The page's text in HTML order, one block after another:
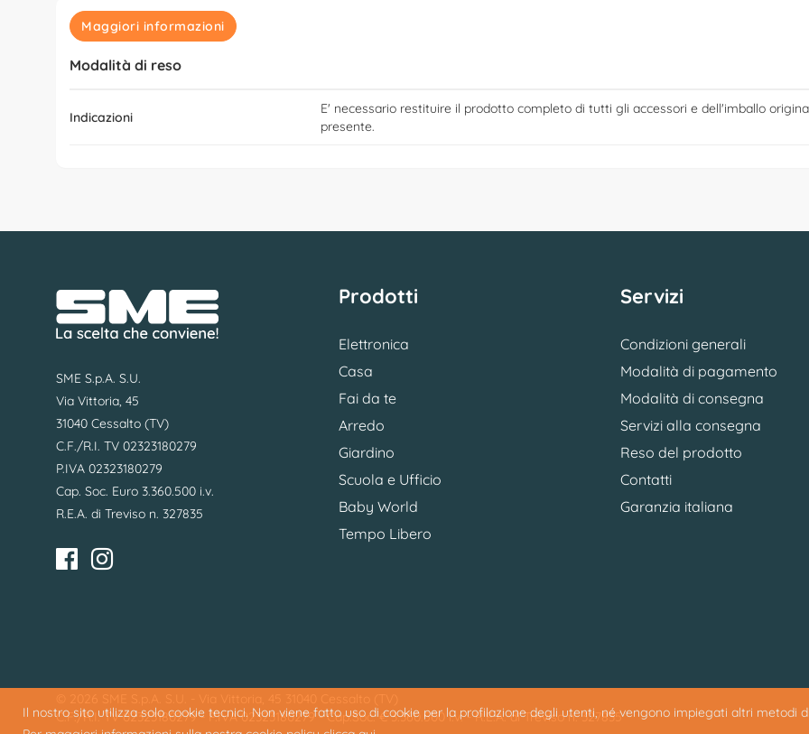
Maggiori informazioni
Modalità di reso
Indicazioni
E' necessario restituire il prodotto completo di tutti gli accessori e dell'imballo
presente.
Il nostro sito utilizza solo cookie tecnici. Non viene fatto uso di cookie per la profilazione degli utenti, né vengono impiegati altri metodi
SME S.p.A. S.U.
Via Vittoria, 45
31040 Cessalto (TV)
C.F./R.I. TV 02323180279
P.IVA 02323180279
Cap. Soc. Euro 3.360.500 i.v.
R.E.A. di Treviso n. 327835
Prodotti
Elettronica
Casa
Fai da te
Arredo
Giardino
Scuola e Ufficio
Baby World
Tempo Libero
Servizi
Condizioni generali
Modalità di pagamento
Modalità di consegna
Servizi alla consegna
Reso del prodotto
Contatti
Garanzia italiana
C.F./R.I. TV 02323180279 - P.IVA 02323180279 - Cap.Soc. € 3.360.500 i.v. - R.E.A. di Treviso n. 327835